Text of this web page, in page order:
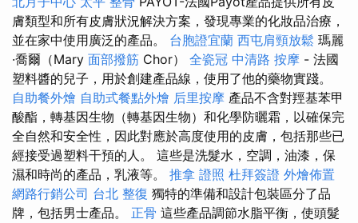
膚類型和所有皮膚狀況解決方案，發現專業的化妝品治療，
並在家中使用廣泛的產品。 台胞證宜蘭 西屯肩頸放鬆 瑪麗
·喬爾（Mary 面部撥筋 Chor） 全瓷冠 中清路 按摩 - 法國
塑料醬的兒子，用於創建產品線，使用了他的藥物實踐。
自助餐外燴 自助式餐點外燴 后里按摩 產品不含對羥基苯甲
酸酯，轉基因生物（轉基因生物）和化學防曬霜，以確保完
全自然和安全性，因此對應於高度使用的皮膚，包括那些已
經接受過塑料干預的人。 這些是洗髮水，空調，油漆，保
濕和時尚的產品，乳液等。 推拿 證照 杜拜簽證 外燴佈置
網路行銷公司 台北 整復 獨特的準備和設計包裝區分了品
牌，包括男士產品。 正骨 這些產品調節水脂平衡，使頭髮